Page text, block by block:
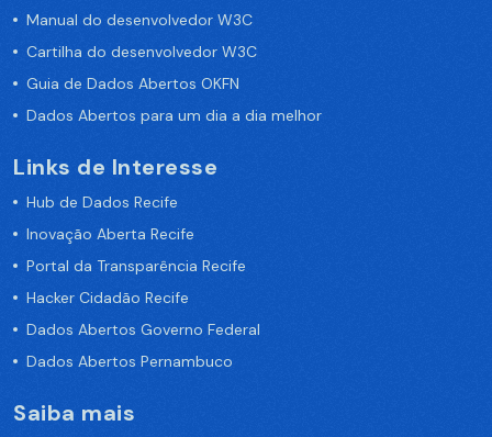
Manual do desenvolvedor W3C
Cartilha do desenvolvedor W3C
Guia de Dados Abertos OKFN
Dados Abertos para um dia a dia melhor
Links de Interesse
Hub de Dados Recife
Inovação Aberta Recife
Portal da Transparência Recife
Hacker Cidadão Recife
Dados Abertos Governo Federal
Dados Abertos Pernambuco
Saiba mais